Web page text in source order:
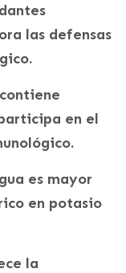
las defensas
en el
es mayor
en potasio
la